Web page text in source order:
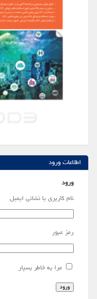
اطلاعات ورود
ورود
نام کاربری یا نشانی ایمیل
رمز عبور
مرا به خاطر بسپار
ورود